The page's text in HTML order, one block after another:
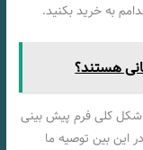
به خرید بکنید.
هستند؟
شکل کلی فرم پیش بینی
بین توصیه ما